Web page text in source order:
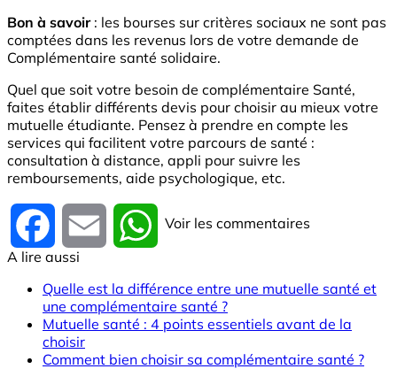
Bon à savoir: les bourses sur critères sociaux ne sont pas
comptées dans les revenus lors de votre demande de
Complémentaire santé solidaire.
Quel que soit votre besoin de complémentaire Santé,
faites établir différents devis pour choisir au mieux votre
mutuelle étudiante. Pensez à prendre en compte les
services qui facilitent votre parcours de santé :
consultation à distance, appli pour suivre les
remboursements, aide psychologique, etc.
Facebook Email WhatsApp
Voir les commentaires
A lire aussi
Quelle est la différence entre une mutuelle santé et
une complémentaire santé ?
Mutuelle santé : 4 points essentiels avant de la
choisir
Comment bien choisir sa complémentaire santé ?